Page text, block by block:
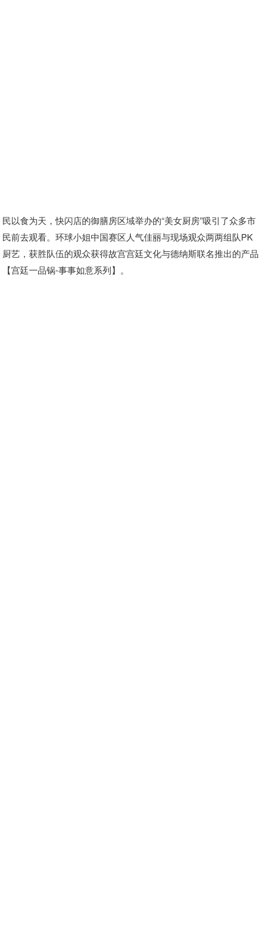
民以食为天，快闪店的御膳房区域举办的“美女厨房”吸引了众多市
民前去观看。环球小姐中国赛区人气佳丽与现场观众两两组队PK
厨艺，获胜队伍的观众获得故宫宫廷文化与德纳斯联名推出的产品
【宫廷一品锅-事事如意系列】。